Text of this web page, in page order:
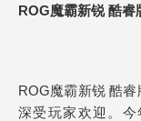
ROG魔霸新锐 酷
ROG魔霸新锐 酷
深受玩家欢迎。